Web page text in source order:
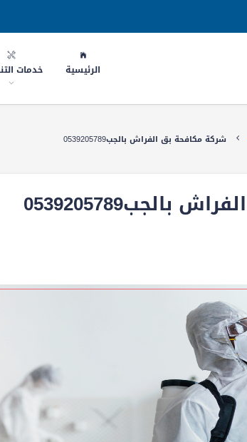
الرئيسية خدمات
شركة مكافحة بق الفراش بالجب0539205789